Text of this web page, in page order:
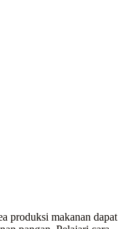
produksi makanan dapat